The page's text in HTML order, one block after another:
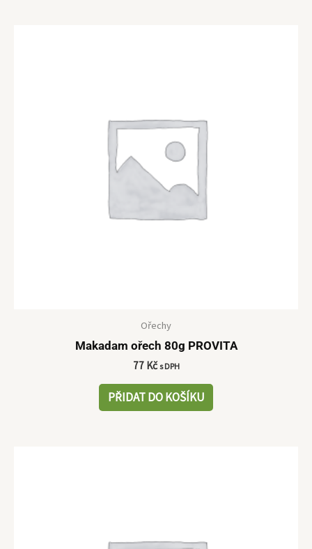
Ořechy
Makadam ořech 80g PROVITA
77 Kč s DPH
PŘIDAT DO KOŠÍKU